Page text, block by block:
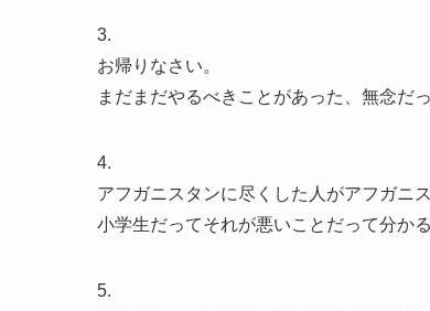
3.
お帰りなさい。
まだまだやるべきことがあった、無念だ
4.
アフガニスタンに尽くした人がアフガニ
小学生だってそれが悪いことだって分かる
5.